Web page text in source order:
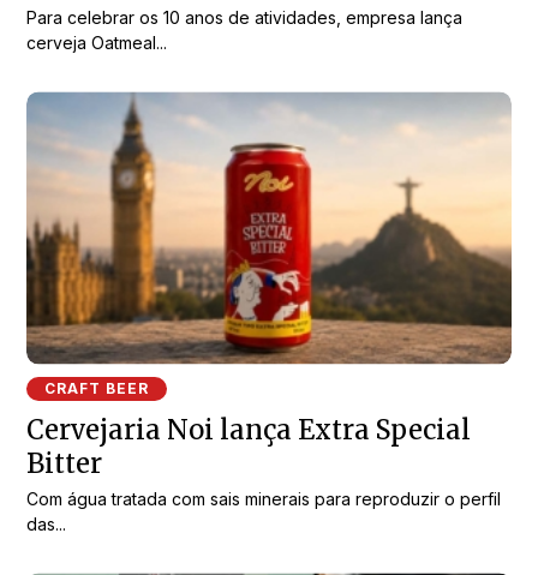
Para celebrar os 10 anos de atividades, empresa lança
cerveja Oatmeal...
CRAFT BEER
Cervejaria Noi lança Extra Special
Bitter
Com água tratada com sais minerais para reproduzir o perfil
das...